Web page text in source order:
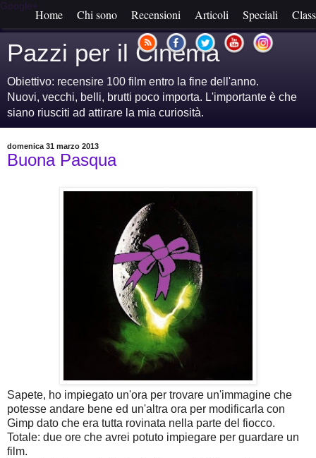
Google+
Home Chi sono Recensioni Articoli Speciali
Pazzi per il Cinema
Obiettivo: recensire 100 film entro la fine dell'anno.
Nuovi, vecchi, belli, brutti poco importa. L'importante è che
siano riusciti ad attirare la mia curiosità.
domenica 31 marzo 2013
Buona Pasqua
Sapete, ho impiegato un'ora per trovare un'immagine che
potesse andare bene ed un'altra ora per modificarla con
Gimp dato che era tutta rovinata nella parte del fiocco.
Totale: due ore che avrei potuto impiegare per guardare un
film.